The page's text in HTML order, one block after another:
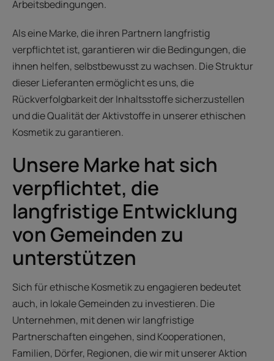
Arbeitsbedingungen.
Als eine Marke, die ihren Partnern langfristig
verpflichtet ist, garantieren wir die Bedingungen, die
ihnen helfen, selbstbewusst zu wachsen. Die Struktur
dieser Lieferanten ermöglicht es uns, die
Rückverfolgbarkeit der Inhaltsstoffe sicherzustellen
und die Qualität der Aktivstoffe in unserer ethischen
Kosmetik zu garantieren.
Unsere Marke hat sich
verpflichtet, die
langfristige Entwicklung
von Gemeinden zu
unterstützen
Sich für ethische Kosmetik zu engagieren bedeutet
auch, in lokale Gemeinden zu investieren. Die
Unternehmen, mit denen wir langfristige
Partnerschaften eingehen, sind Kooperationen,
Familien, Dörfer, Regionen, die wir mit unserer Aktion